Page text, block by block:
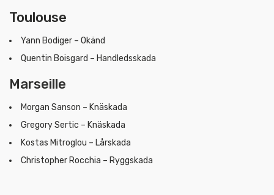
Toulouse
Yann Bodiger – Okänd
Quentin Boisgard – Handledsskada
Marseille
Morgan Sanson – Knäskada
Gregory Sertic – Knäskada
Kostas Mitroglou – Lårskada
Christopher Rocchia – Ryggskada